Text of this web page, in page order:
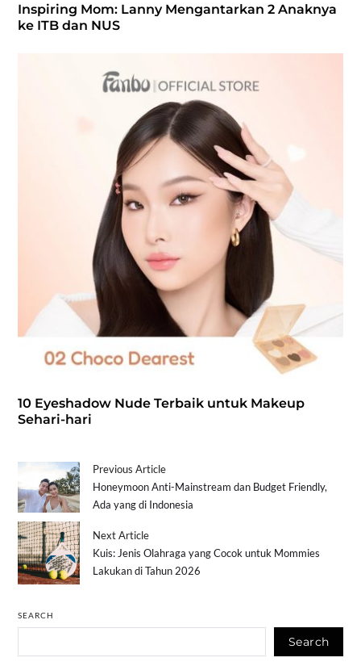
Inspiring Mom: Lanny Mengantarkan 2 Anaknya
ke ITB dan NUS
10 Eyeshadow Nude Terbaik untuk Makeup
Sehari-hari
Previous Article
Honeymoon Anti-Mainstream dan Budget Friendly,
Ada yang di Indonesia
Next Article
Kuis: Jenis Olahraga yang Cocok untuk Mommies
Lakukan di Tahun 2026
SEARCH
Search